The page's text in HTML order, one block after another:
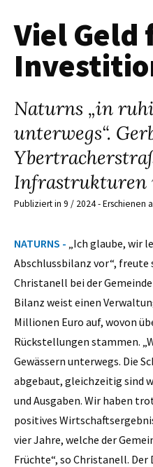
Viel Geld
Naturns „in
unterwegs“.
Infrastrukturen
Publiziert in 9 / 2024 - Erschienen
NATURNS - „Ich glaube, wir
Abschlussbilanz vor“,
Christanell bei der
Bilanz weist einen
Millionen Euro auf, wovon
Rückstellungen stammen.
Gewässern unterwegs. Die
abgebaut, gleichzeitig sind
und Ausgaben. Wir haben
positives
vier Jahre, welche der
Früchte“, so Christanell.